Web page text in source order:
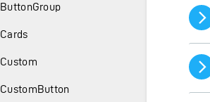
ButtonGroup
Cards
Custom
CustomButton